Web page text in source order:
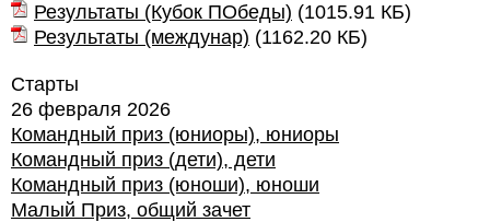
Результаты (Кубок ПОбеды) (1015.91 КБ)
Результаты (междунар) (1162.20 КБ)
Старты
26 февраля 2026
Командный приз (юниоры), юниоры
Командный приз (дети), дети
Командный приз (юноши), юноши
Малый Приз, общий зачет